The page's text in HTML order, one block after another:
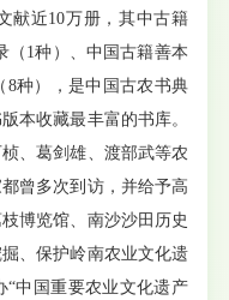
献近10万册，其中古籍
（1种）、中国古籍善本
8种），是中国古农书典
本收藏最丰富的书库。
、葛剑雄、渡部武等农
曾多次到访，并给予高
博览馆、南沙沙田历史
、保护岭南农业文化遗
“中国重要农业文化遗产